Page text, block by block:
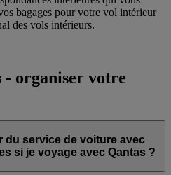
bagages pour votre vol intérieur
des vols intérieurs.
- organiser votre
du service de voiture avec
si je voyage avec Qantas ?